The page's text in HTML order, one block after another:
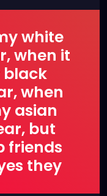
white
when it
black
when
asian
but
friends
they